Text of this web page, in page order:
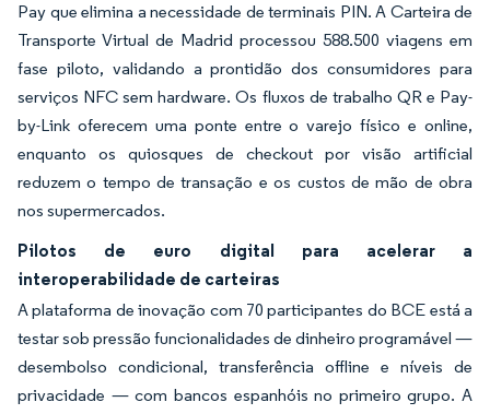
Pay que elimina a necessidade de terminais PIN. A Carteira de
Transporte Virtual de Madrid processou 588.500 viagens em
fase piloto, validando a prontidão dos consumidores para
serviços NFC sem hardware. Os fluxos de trabalho QR e Pay-
by-Link oferecem uma ponte entre o varejo físico e online,
enquanto os quiosques de checkout por visão artificial
reduzem o tempo de transação e os custos de mão de obra
nos supermercados.
Pilotos de euro digital para acelerar a
interoperabilidade de carteiras
A plataforma de inovação com 70 participantes do BCE está a
testar sob pressão funcionalidades de dinheiro programável —
desembolso condicional, transferência offline e níveis de
privacidade — com bancos espanhóis no primeiro grupo. A